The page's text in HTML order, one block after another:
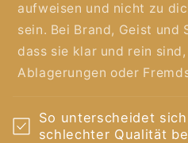
aufweisen und nicht zu
sein. Bei Brand, Geist
dass sie klar und rein
Ablagerungen oder
So unterscheidet
schlechter Qualität